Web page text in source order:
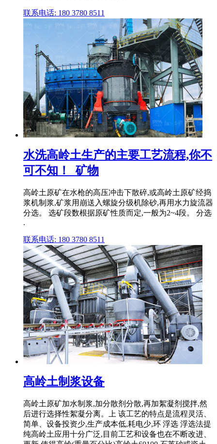
联系电话: 180 3780 8511
水洗高岭土生产的主要工艺流程,你不
可不知！_矿物
高岭土原矿在水枪的高压冲击下散碎,或高岭土原矿经捣
浆机制浆,矿浆用崩送入螺旋分级机除砂,再用水力旋流器
分选。 选矿段数根据原矿性质而定,一般为2~4段。 分选
.
联系电话: 180 3780 8511
高岭土制浆设备
高岭土原矿加水制浆,加分散剂分散,再加絮凝剂搅拌,然
后进行选择性絮凝分离。上 该工艺的特点是流程灵活、
简单、设备投资少,生产成本低,耗电少,环 浮选 浮选法提
纯高岭土应用十分广泛,目前工艺和设备也在不断改进、